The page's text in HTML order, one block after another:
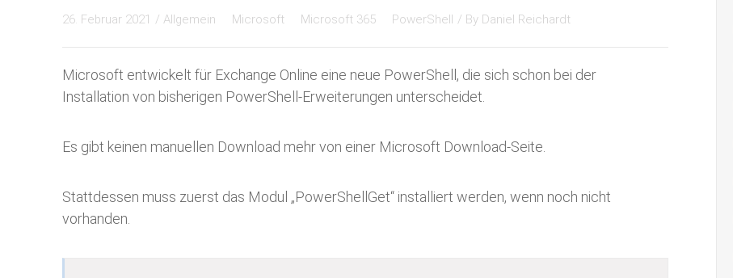
26. Februar 2021 / Allgemein Microsoft Microsoft 365 PowerShell / By Daniel Reichardt
Microsoft entwickelt für Exchange Online eine neue PowerShell, die sich schon bei der
Installation von bisherigen PowerShell-Erweiterungen unterscheidet.
Es gibt keinen manuellen Download mehr von einer Microsoft Download-Seite.
Stattdessen muss zuerst das Modul „PowerShellGet“ installiert werden, wenn noch nicht
vorhanden.